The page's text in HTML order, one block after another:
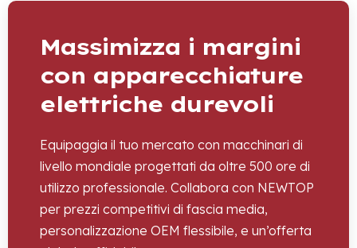
Massimizza i margini
con apparecchiature
elettriche durevoli
Equipaggia il tuo mercato con macchinari di
livello mondiale progettati da oltre 500 ore di
utilizzo professionale. Collabora con NEWTOP
per prezzi competitivi di fascia media,
personalizzazione OEM flessibile, e un’offerta